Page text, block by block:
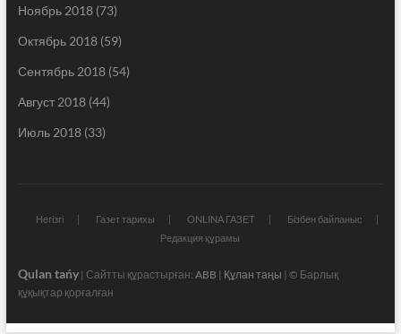
Ноябрь 2018(73)
Октябрь 2018(59)
Сентябрь 2018(54)
Август 2018(44)
Июль 2018(33)
Негізгі Газет тарихы ONLINA ГАЗЕТ
Бізбен байланыс
Редакция құрамы
Qulan tańy| Сайтты құрастырған: ABB | Құлан таңы | © Барлық
құқықтар қорғалған